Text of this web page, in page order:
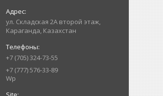
ул. Складская 2А второй этаж,
Караганда, Казахстан
+7 (705) 324-73-55
+7 (777) 576-33-89
Wp